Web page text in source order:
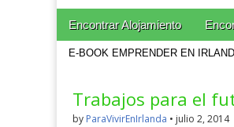
Main menu
Skip to content
Encontrar Alojamiento
E-BOOK EMPRENDER EN
Trabajos para el
by ParaVivirEnIrlanda • julio 2, 2014